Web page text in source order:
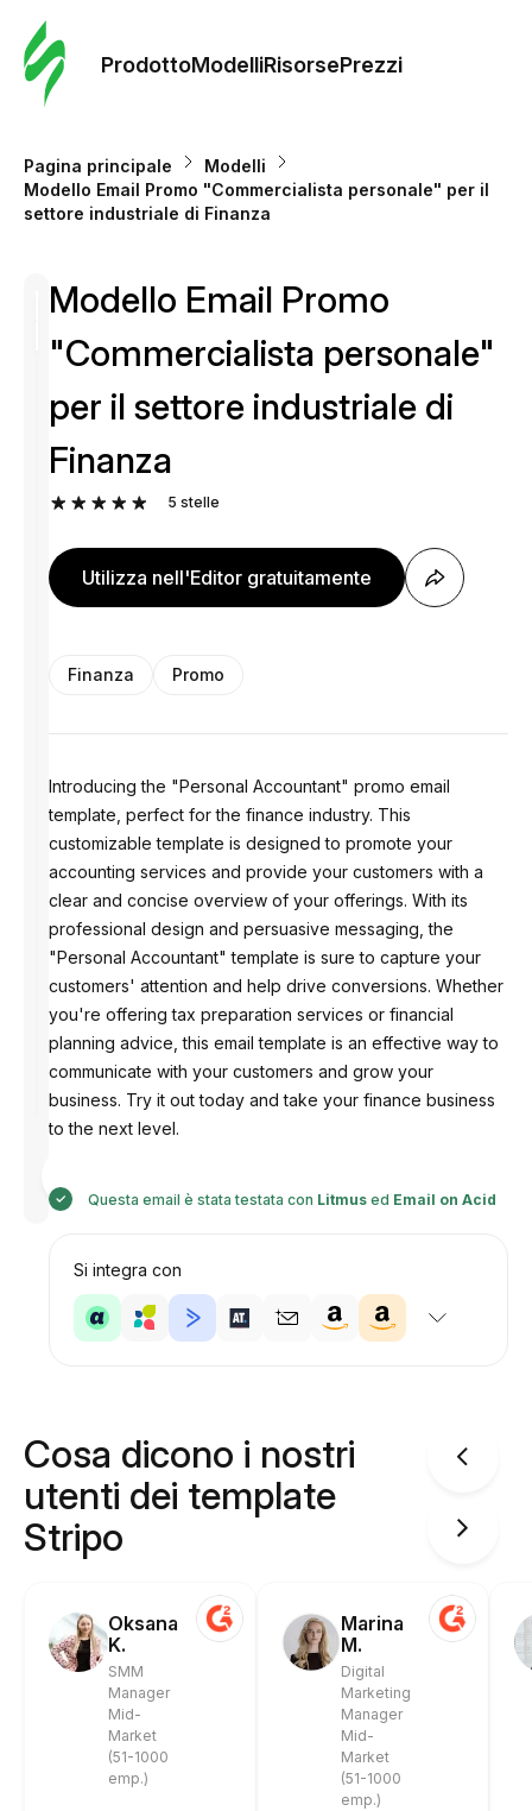
ProdottoModelliRisorsePrezzi
Pagina principale
Modelli
Modello Email Promo "Commercialista personale" per il
settore industriale di Finanza
Anastasiia
Modello Email Promo
"Commercialista personale"
per il settore industriale di
Finanza
5 stelle
Utilizza nell'Editor gratuitamente
Finanza Promo
Introducing the "Personal Accountant" promo email
template, perfect for the finance industry. This
customizable template is designed to promote your
accounting services and provide your customers with a
clear and concise overview of your offerings. With its
professional design and persuasive messaging, the
"Personal Accountant" template is sure to capture your
customers' attention and help drive conversions. Whether
you're offering tax preparation services or financial
planning advice, this email template is an effective way to
communicate with your customers and grow your
business. Try it out today and take your finance business
to the next level.
Questa email è stata testata con Litmus ed Email on Acid
Si integra con
Cosa dicono i nostri
utenti dei template
Stripo
Oksana
K.
SMM
Manager
Mid-
Market
(51-1000
emp.)
Marina
M.
Digital
Marketing
Manager
Mid-
Market
(51-1000
emp.)